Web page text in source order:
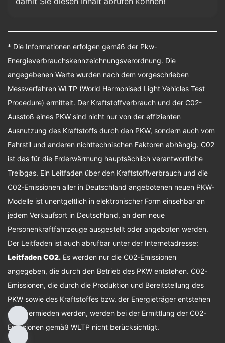
* Die Informationen erfolgen gemäß der Pkw-
Energieverbrauchskennzeichnungsverordnung. Die
angegebenen Werte wurden nach dem vorgeschrieben
Messverfahren WLTP (World Harmonised Light Vehicles Test
Procedure) ermittelt. Der Kraftstoffverbrauch und der C02-
Ausstoß eines PKW sind nicht nur von der effizienten
Ausnutzung des Kraftstoffs durch den PKW, sondern auch vom
Fahrstil und anderen nichttechnischen Faktoren abhängig. C02
ist das für die Erderwärmung hauptsächlich verantwortliche
Treibgas. Ein Leitfaden über den Kraftstoffverbrauch und die
C02-Emissionen aller in Deutschland angebotenen neuen PKW-
Modelle ist unentgeltlich in elektronischer Form einsehbar an
jedem Verkaufsort in Deutschland, an dem neue
Personenkraftfahrzeuge ausgestellt oder angeboten werden.
Der Leitfaden ist auch abrufbar unter der Internetadresse:
Leitfaden CO2. Es werden nur die C02-Emissionen
angegeben, die durch den Betrieb des PKW entstehen. C02-
Emissionen, die durch die Produktion und Bereitstellung des
PKW sowie des Kraftstoffes bzw. der Energieträger entstehen
oder vermieden werden, werden bei der Ermittlung der C02-
Emissionen gemäß WLTP nicht berücksichtigt.